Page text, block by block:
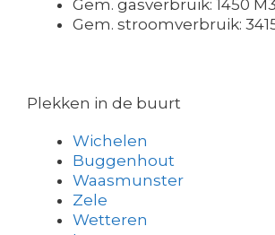
Gem. gasverbruik: 1450 M3
Gem. stroomverbruik:
Plekken in de buurt
Wichelen
Buggenhout
Waasmunster
Zele
Wetteren